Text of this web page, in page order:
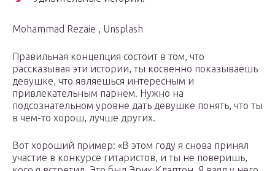
Mohammad Rezaie , Unsplash
Правильная концепция состоит в том, что
рассказывая эти истории, ты косвенно показываешь
девушке, что являешься интересным и
привлекательным парнем. Нужно на
подсознательном уровне дать девушке понять, что ты
в чем-то хорош, лучше других.
Вот хороший пример: «В этом году я снова принял
участие в конкурсе гитаристов, и ты не поверишь,